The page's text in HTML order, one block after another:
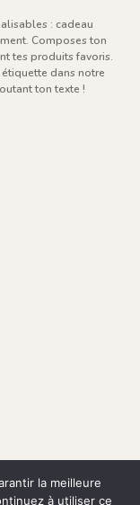
: cadeau
Composes ton
tes produits favoris.
dans notre
ton texte !
la meilleure
à utiliser ce